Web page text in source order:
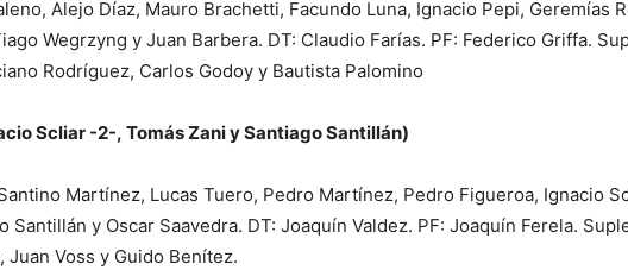
Alejo Díaz, Mauro Brachetti, Facundo Luna, Ignacio Pepi, Geremías
Wegrzyng y Juan Barbera. DT: Claudio Farías. PF: Federico Griffa.
Rodríguez, Carlos Godoy y Bautista Palomino
Scliar -2-, Tomás Zani y Santiago Santillán)
Martínez, Lucas Tuero, Pedro Martínez, Pedro Figueroa, Ignacio
Santillán y Oscar Saavedra. DT: Joaquín Valdez. PF: Joaquín Ferela.
Juan Voss y Guido Benítez.